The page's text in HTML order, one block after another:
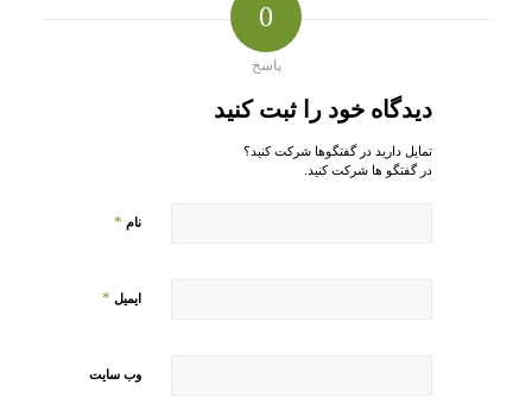
0
پاسخ
دیدگاه خود را ثبت کنید
تمایل دارید در گفتگوها شرکت کنید؟
در گفتگو ها شرکت کنید.
نام *
ایمیل *
وب‌ سایت